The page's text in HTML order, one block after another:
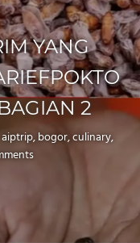
YANG
2
aiptrip,bogor,culinary,